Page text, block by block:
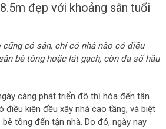
đẹp với khoảng sân tuổi
cũng có sân, chỉ có nhà nào có điều
bê tông hoặc lát gạch, còn đa số hầu
càng phát triển đô thị hóa đến tận
điều kiện đều xây nhà cao tầng, và biệt
tông đến tận nhà. Do đó, ngày nay